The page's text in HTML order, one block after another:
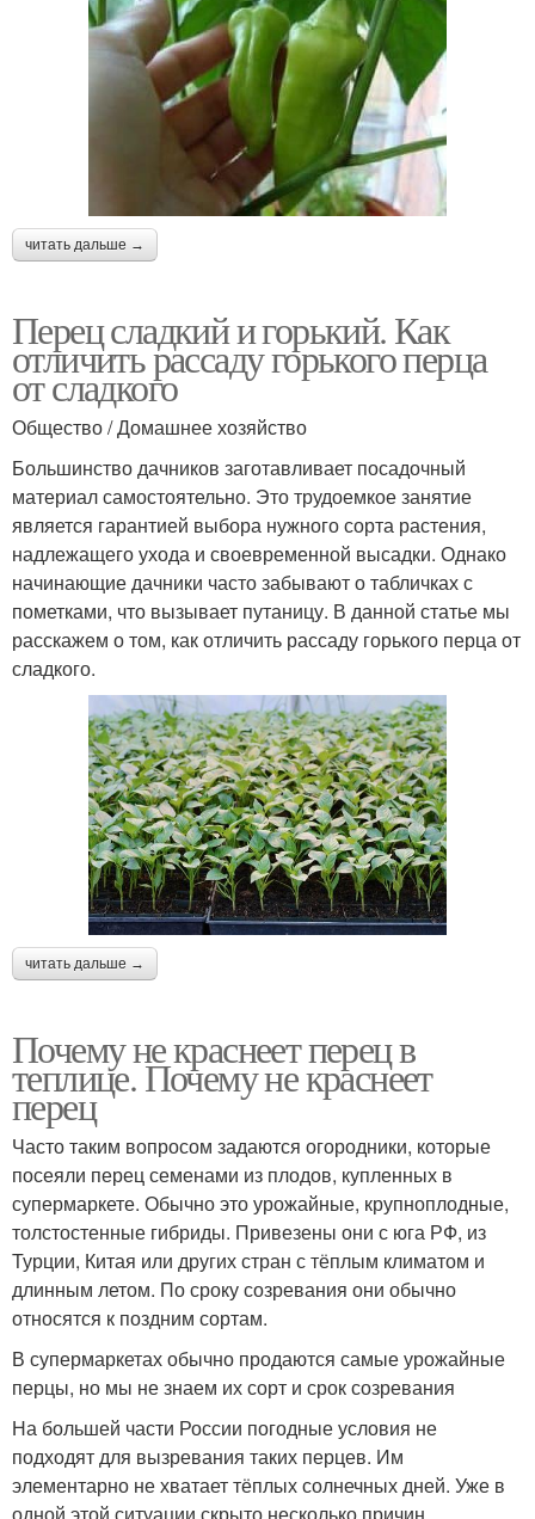
читать дальше →
Перец сладкий и горький. Как
отличить рассаду горького перца
от сладкого
Общество / Домашнее хозяйство
Большинство дачников заготавливает посадочный
материал самостоятельно. Это трудоемкое занятие
является гарантией выбора нужного сорта растения,
надлежащего ухода и своевременной высадки. Однако
начинающие дачники часто забывают о табличках с
пометками, что вызывает путаницу. В данной статье мы
расскажем о том, как отличить рассаду горького перца от
сладкого.
читать дальше →
Почему не краснеет перец в
теплице. Почему не краснеет
перец
Часто таким вопросом задаются огородники, которые
посеяли перец семенами из плодов, купленных в
супермаркете. Обычно это урожайные, крупноплодные,
толстостенные гибриды. Привезены они с юга РФ, из
Турции, Китая или других стран с тёплым климатом и
длинным летом. По сроку созревания они обычно
относятся к поздним сортам.
В супермаркетах обычно продаются самые урожайные
перцы, но мы не знаем их сорт и срок созревания
На большей части России погодные условия не
подходят для вызревания таких перцев. Им
элементарно не хватает тёплых солнечных дней. Уже в
одной этой ситуации скрыто несколько причин